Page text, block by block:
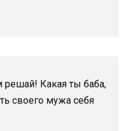
Какая ты баба,
своего мужа себя